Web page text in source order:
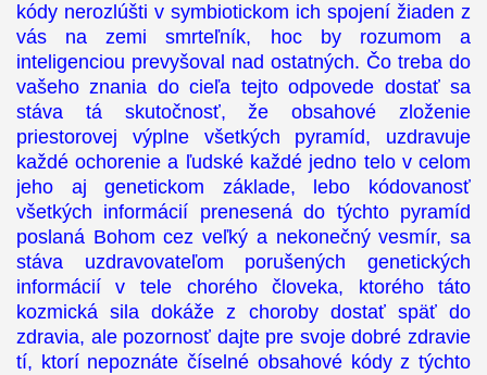
kódy nerozlúšti v symbiotickom ich spojení žiaden z
vás na zemi smrteľník, hoc by rozumom a
inteligenciou prevyšoval nad ostatných. Čo treba do
vašeho znania do cieľa tejto odpovede dostať sa
stáva tá skutočnosť, že obsahové zloženie
priestorovej výplne všetkých pyramíd, uzdravuje
každé ochorenie a ľudské každé jedno telo v celom
jeho aj genetickom základe, lebo kódovanosť
všetkých informácií prenesená do týchto pyramíd
poslaná Bohom cez veľký a nekonečný vesmír, sa
stáva uzdravovateľom porušených genetických
informácií v tele chorého človeka, ktorého táto
kozmická sila dokáže z choroby dostať späť do
zdravia, ale pozornosť dajte pre svoje dobré zdravie
tí, ktorí nepoznáte číselné obsahové kódy z týchto